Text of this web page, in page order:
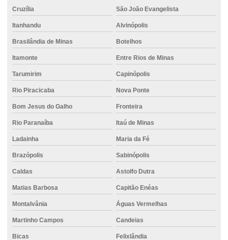
Empilhadeira elétrica para locação
Empilhadeira para indústria
Empilhadeira para movimentação de mercadorias
Empilhadeira para obras industriais
Empilhadeira robusta para locação
Empresa de cimento
Empresa de concreto
Empresa de concreto bombeado
Empresa de concreto pronto
Empresa estaca escavada
Empresa de locação de empilhadeira
Empresa de projeto de fundações especiais
Cruzília São João Evangelista
Itanhandu Alvinópolis
Brasilândia de Minas Botelhos
Itamonte Entre Rios de Minas
Tarumirim Capinópolis
Rio Piracicaba Nova Ponte
Bom Jesus do Galho Fronteira
Rio Paranaíba Itaú de Minas
Ladainha Maria da Fé
Brazópolis Sabinópolis
Caldas Astolfo Dutra
Matias Barbosa Capitão Enéas
Montalvânia Águas Vermelhas
Martinho Campos Candeias
Bicas Felixlândia